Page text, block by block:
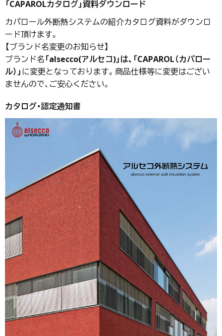
「CAPAROLカタログ」資料ダウンロード
カパロール外断熱システムの紹介カタログ資料がダウンロ
ード頂けます。
【ブランド名変更のお知らせ】
ブランド名「alsecco(アルセコ)」は、「CAPAROL（カパロー
ル）」 に変更となっております。商品仕様等に変更はござい
ませんので、ご安心ください。
カタログ・認定通知書